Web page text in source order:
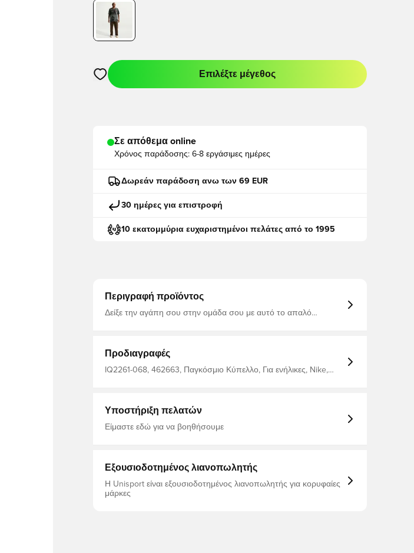
Ανοίγει ένα Modal για να συνδεθείτε ή να εγγραφείτε ως μέλος
Επιλέξτε μέγεθος
Σε απόθεμα online
Χρόνος παράδοσης: 6-8 εργάσιμες ημέρες
Δωρεάν παράδοση ανω των 69 EUR
30 ημέρες για επιστροφή
10 εκατομμύρια ευχαριστημένοι πελάτες από το 1995
Περιγραφή προϊόντος
Δείξε την αγάπη σου στην ομάδα σου με αυτό το απαλό
Προδιαγραφές
IQ2261-068, 462663, Παγκόσμιο Κύπελλο, Για ενήλικες, Nike,
Υποστήριξη πελατών
Είμαστε εδώ για να βοηθήσουμε
Εξουσιοδοτημένος λιανοπωλητής
Η Unisport είναι εξουσιοδοτημένος λιανοπωλητής για κορυφαίες
μάρκες